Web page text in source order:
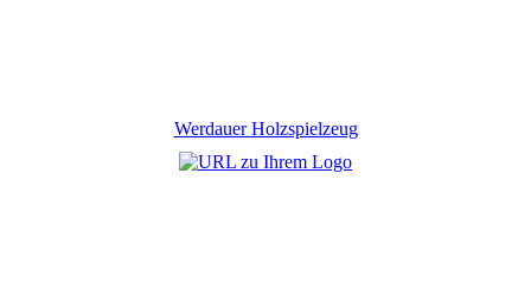
Werdauer Holzspielzeug